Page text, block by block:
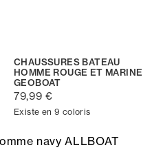
CHAUSSURES BATEAU
HOMME ROUGE ET MARINE
GEOBOAT
79,99 €
Existe en 9 coloris